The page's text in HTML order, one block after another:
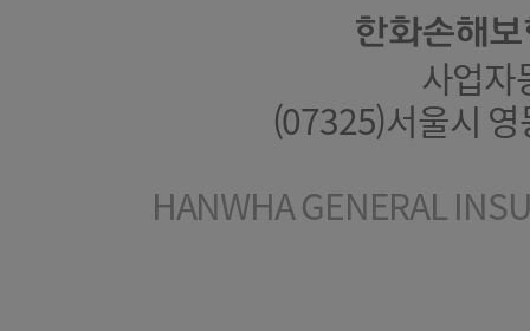
한화손해
사업
(07325)서울시
HANWHA GENERAL